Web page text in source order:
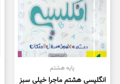
پایه هشتم
انگلیسی هشتم ماجرا خیلی سبز